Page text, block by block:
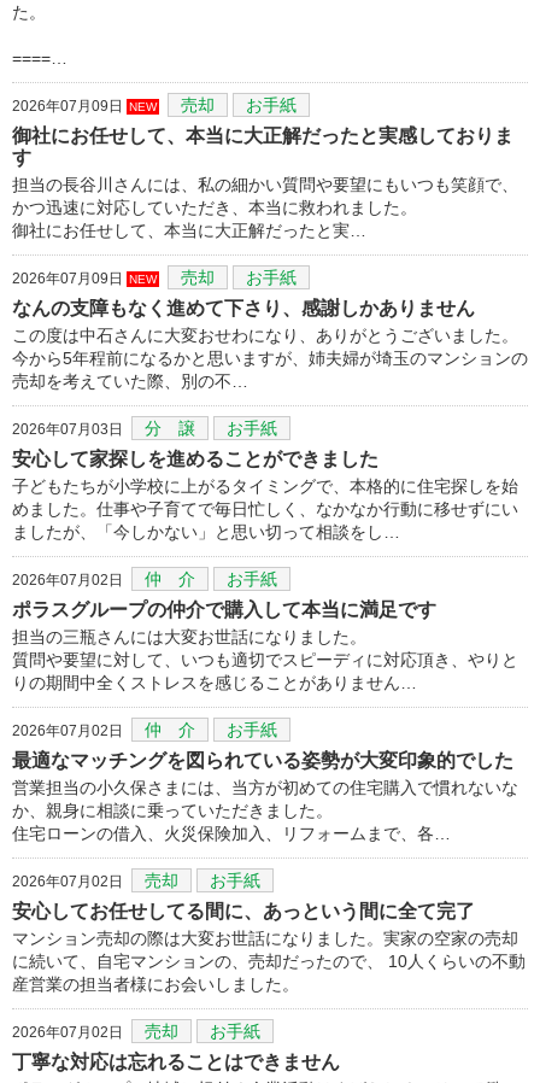
た。
====…
2026年07月09日 NEW 売却 お手紙
御社にお任せして、本当に大正解だったと実感しておりま
す
担当の長谷川さんには、私の細かい質問や要望にもいつも笑顔で、
かつ迅速に対応していただき、本当に救われました。
御社にお任せして、本当に大正解だったと実…
2026年07月09日 NEW 売却 お手紙
なんの支障もなく進めて下さり、感謝しかありません
この度は中石さんに大変おせわになり、ありがとうございました。
今から5年程前になるかと思いますが、姉夫婦が埼玉のマンションの
売却を考えていた際、別の不…
2026年07月03日 分 譲 お手紙
安心して家探しを進めることができました
子どもたちが小学校に上がるタイミングで、本格的に住宅探しを始
めました。仕事や子育てで毎日忙しく、なかなか行動に移せずにい
ましたが、「今しかない」と思い切って相談をし…
2026年07月02日 仲 介 お手紙
ポラスグループの仲介で購入して本当に満足です
担当の三瓶さんには大変お世話になりました。
質問や要望に対して、いつも適切でスピーディに対応頂き、やりと
りの期間中全くストレスを感じることがありません…
2026年07月02日 仲 介 お手紙
最適なマッチングを図られている姿勢が大変印象的でした
営業担当の小久保さまには、当方が初めての住宅購入で慣れないな
か、親身に相談に乗っていただきました。
住宅ローンの借入、火災保険加入、リフォームまで、各…
2026年07月02日 売却 お手紙
安心してお任せしてる間に、あっという間に全て完了
マンション売却の際は大変お世話になりました。実家の空家の売却
に続いて、自宅マンションの、売却だったので、 10人くらいの不動
産営業の担当者様にお会いしました。
2026年07月02日 売却 お手紙
丁寧な対応は忘れることはできません